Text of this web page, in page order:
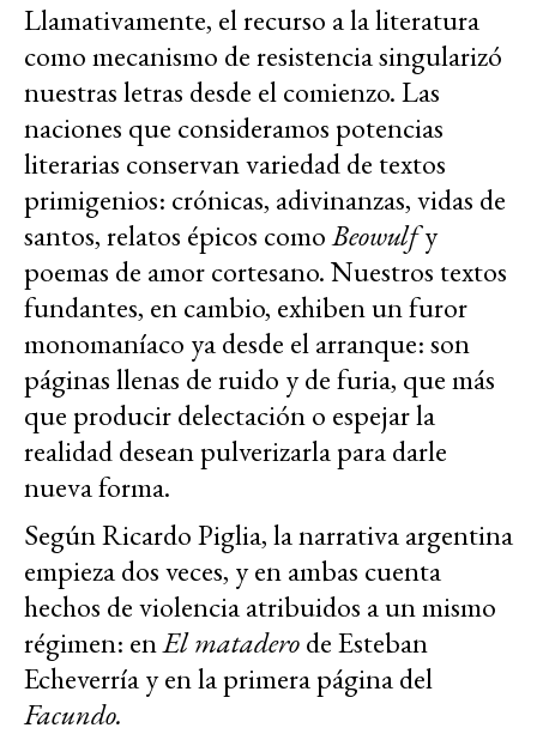
Llamativamente, el recurso a la literatura
como mecanismo de resistencia singularizó
nuestras letras desde el comienzo. Las
naciones que consideramos potencias
literarias conservan variedad de textos
primigenios: crónicas, adivinanzas, vidas de
santos, relatos épicos comoBeowulfy
poemas de amor cortesano. Nuestros textos
fundantes, en cambio, exhiben un furor
monomaníaco ya desde el arranque: son
páginas llenas de ruido y de furia, que más
que producir delectación o espejar la
realidad desean pulverizarla para darle
nueva forma.
Según Ricardo Piglia, la narrativa argentina
empieza dos veces, y en ambas cuenta
hechos de violencia atribuidos a un mismo
régimen: enEl mataderode Esteban
Echeverría y en la primera página del
Facundo.